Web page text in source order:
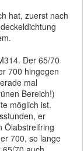
hat, zuerst nach
Der 65/70
700 hingegen
mal
Bereich!)
möglich ist.
er
Ölabstreifring
700, so lange